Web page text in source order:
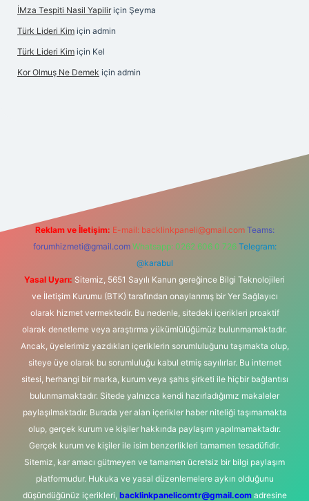
İMza Tespiti Nasil Yapilir için Şeyma
Türk Lideri Kim için admin
Türk Lideri Kim için Kel
Kor Olmuş Ne Demek için admin
Reklam ve İletişim: E-mail: backlinkpaneli@gmail.com Teams:
forumhizmeti@gmail.com Whatsapp: 0262 606 0 726 Telegram:
@karabul
Yasal Uyarı: Sitemiz, 5651 Sayılı Kanun gereğince Bilgi Teknolojileri
ve İletişim Kurumu (BTK) tarafından onaylanmış bir Yer Sağlayıcı
olarak hizmet vermektedir. Bu nedenle, sitedeki içerikleri proaktif
olarak denetleme veya araştırma yükümlülüğümüz bulunmamaktadır.
Ancak, üyelerimiz yazdıkları içeriklerin sorumluluğunu taşımakta olup,
siteye üye olarak bu sorumluluğu kabul etmiş sayılırlar. Bu internet
sitesi, herhangi bir marka, kurum veya şahıs şirketi ile hiçbir bağlantısı
bulunmamaktadır. Sitede yalnızca kendi hazırladığımız makaleler
paylaşılmaktadır. Burada yer alan içerikler haber niteliği taşımamakta
olup, gerçek kurum ve kişiler hakkında paylaşım yapılmamaktadır.
Gerçek kurum ve kişiler ile isim benzerlikleri tamamen tesadüfidir.
Sitemiz, kar amacı gütmeyen ve tamamen ücretsiz bir bilgi paylaşım
platformudur. Hukuka ve yasal düzenlemelere aykırı olduğunu
düşündüğünüz içerikleri, backlinkpanelicomtr@gmail.comadresine